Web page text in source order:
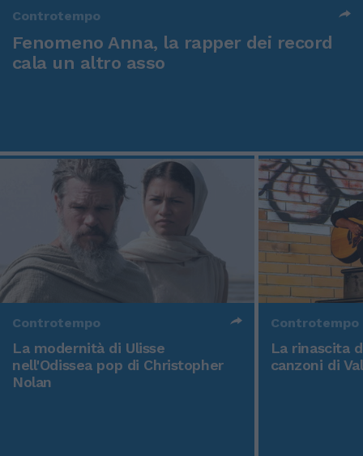
Controtempo
Fenomeno Anna, la rapper dei record
cala un altro asso
Controtempo
La modernità di Ulisse
nell'Odissea pop di Christopher
Nolan
Controtempo
La rinascita
canzoni di